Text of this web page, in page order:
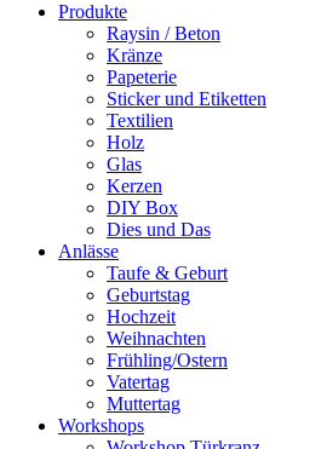
Produkte
Raysin / Beton
Kränze
Papeterie
Sticker und Etiketten
Textilien
Holz
Glas
Kerzen
DIY Box
Dies und Das
Anlässe
Taufe & Geburt
Geburtstag
Hochzeit
Weihnachten
Frühling/Ostern
Vatertag
Muttertag
Workshops